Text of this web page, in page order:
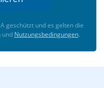
geschützt und es gelten die
und Nutzungsbedingungen.